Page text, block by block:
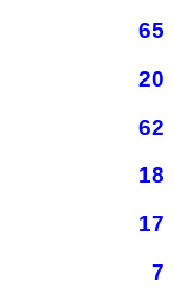
65
20
62
18
17
7